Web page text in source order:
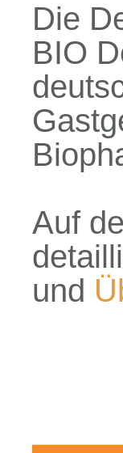
Die
BIO
Auf
und